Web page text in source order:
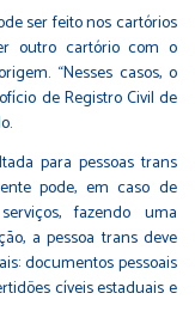
ser feito nos cartórios
outro cartório com o
“Nesses casos, o
de Registro Civil de
para pessoas trans
pode, em caso de
fazendo uma
a pessoa trans deve
documentos pessoais
cíveis estaduais e